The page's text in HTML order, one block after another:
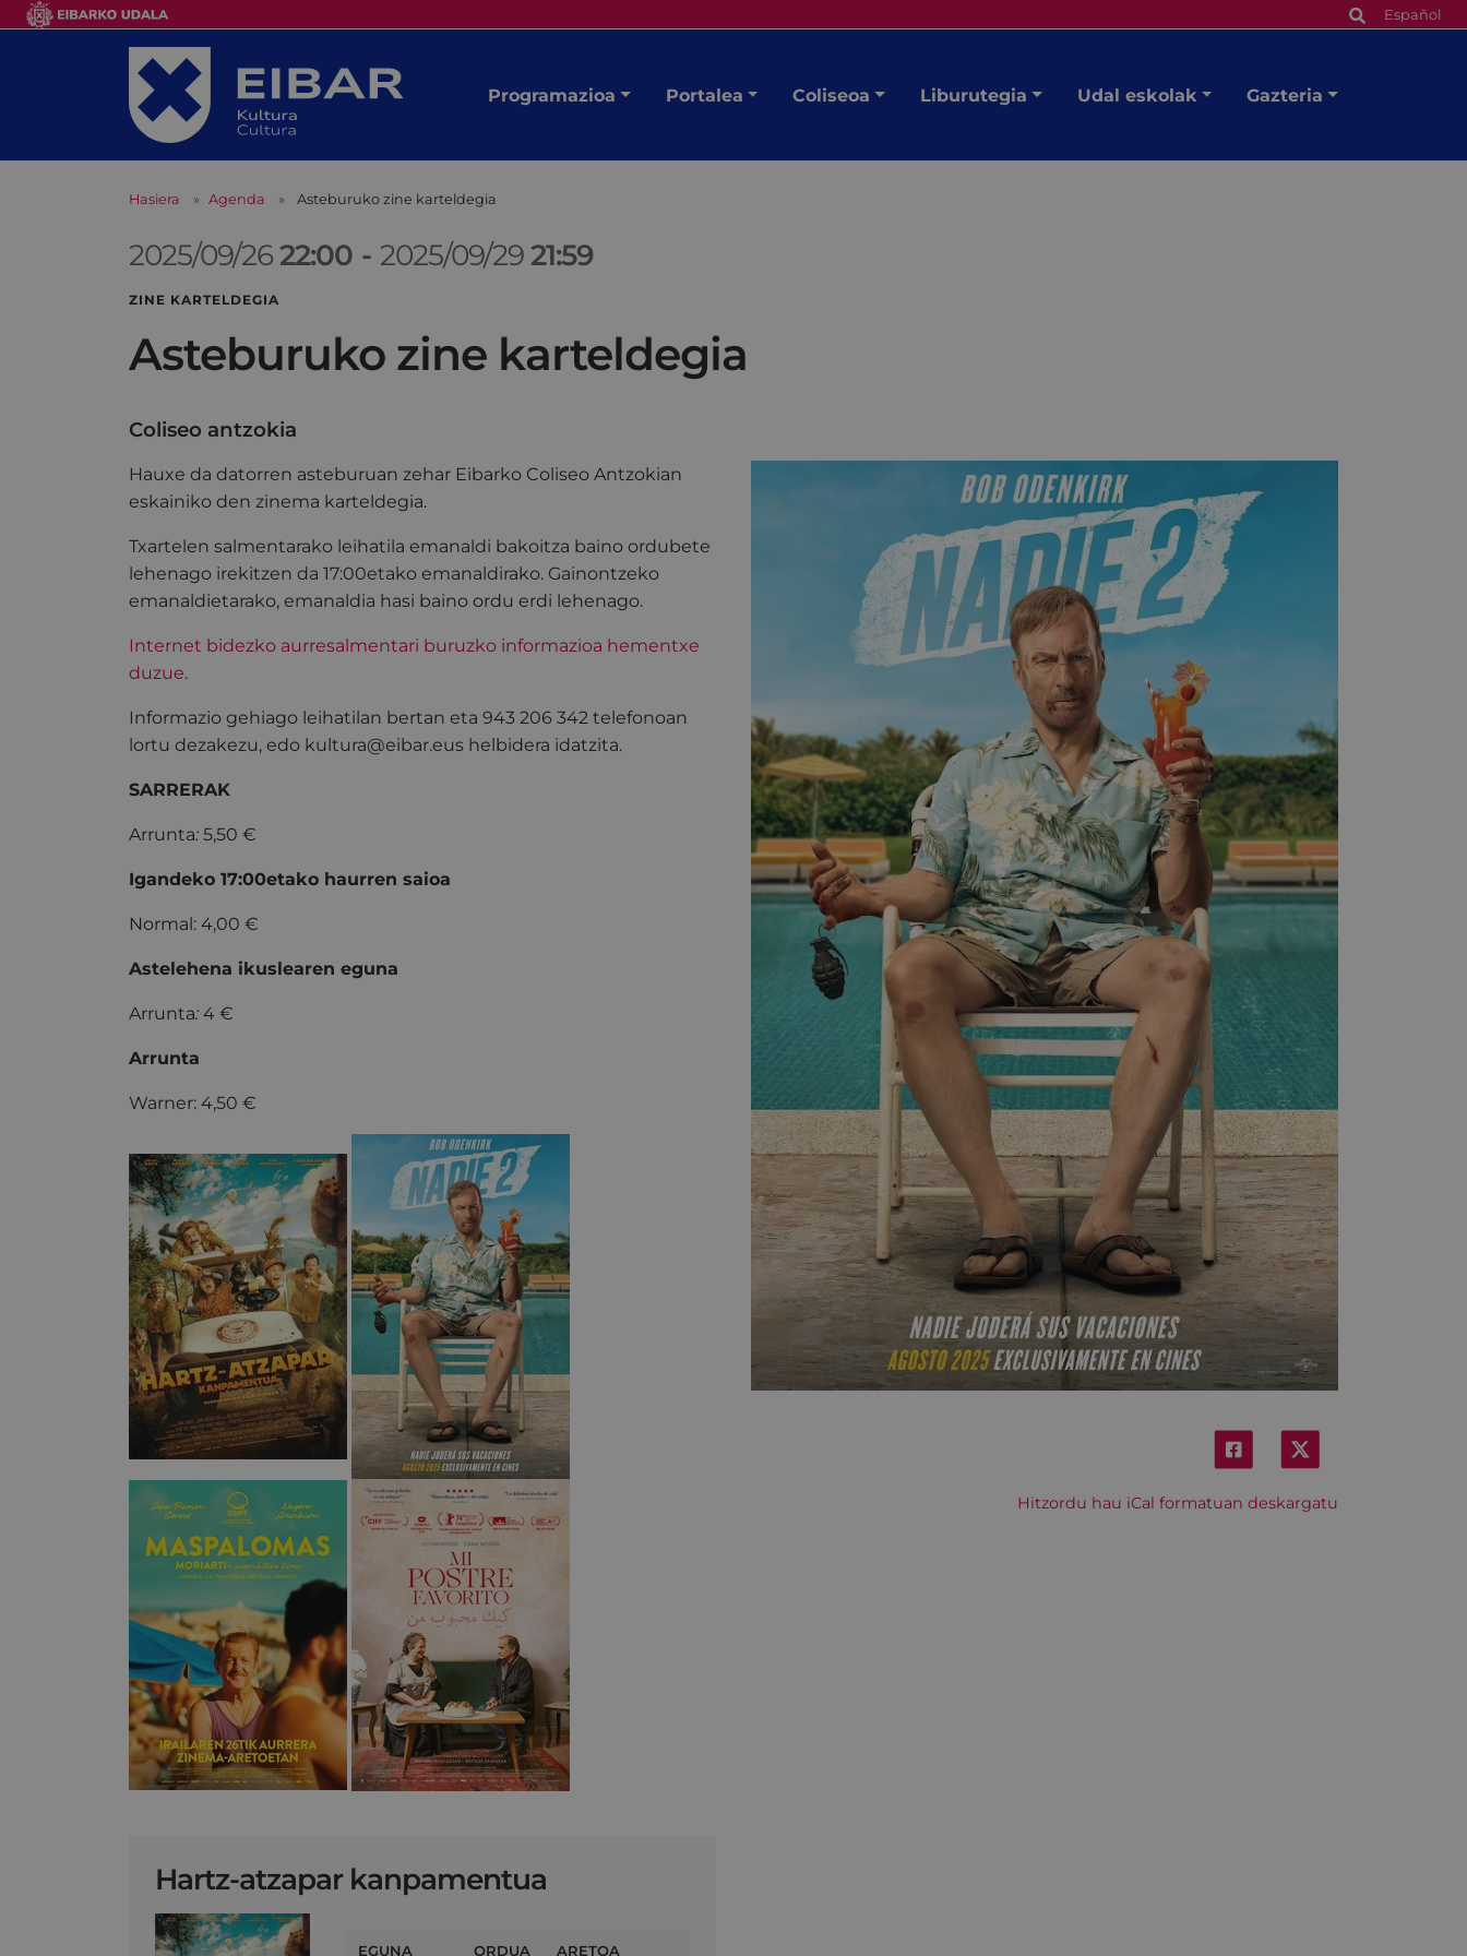
Español
Programazioa Portalea Coliseoa Liburutegia Udal eskolak Gazteria
Hasiera Agenda Asteburuko zine karteldegia
2025/09/2622:00 - 2025/09/2921:59
ZINE KARTELDEGIA
Asteburuko zine karteldegia
Coliseo antzokia
Hitzordu hau iCal formatuan deskargatu
Hauxe da datorren asteburuan zehar Eibarko Coliseo Antzokian
eskainiko den zinema karteldegia.
Txartelen salmentarako leihatila emanaldi bakoitza baino ordubete
lehenago irekitzen da 17:00etako emanaldirako. Gainontzeko
emanaldietarako, emanaldia hasi baino ordu erdi lehenago.
Internet bidezko aurresalmentari buruzko informazioa hementxe
duzue.
Informazio gehiago leihatilan bertan eta 943 206 342 telefonoan
lortu dezakezu, edo kultura@eibar.eus helbidera idatzita.
SARRERAK
Arrunta: 5,50 €
Igandeko 17:00etako haurren saioa
Normal: 4,00 €
Astelehena ikuslearen eguna
Arrunta: 4 €
Arrunta
Warner: 4,50 €
Hartz-atzapar kanpamentua
EGUNA ORDUA ARETOA